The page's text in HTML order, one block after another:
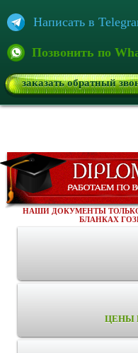
Написать в
Позвонить по
заказать обратный
НАШИ ДОКУМЕНТЫ
БЛАНКАХ
ЦЕНЫ